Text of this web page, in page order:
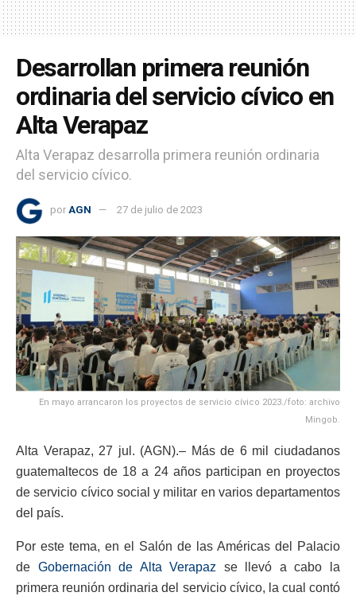
Desarrollan primera reunión
ordinaria del servicio cívico en
Alta Verapaz
Alta Verapaz desarrolla primera reunión ordinaria
del servicio cívico.
por AGN 27 de julio de 2023
En mayo arrancaron los proyectos de servicio cívico 2023./foto: archivo
Mingob.
Alta Verapaz, 27 jul. (AGN).– Más de 6 mil ciudadanos
guatemaltecos de 18 a 24 años participan en proyectos
de servicio cívico social y militar en varios departamentos
del país.
Por este tema, en el Salón de las Américas del Palacio
de Gobernación de Alta Verapaz se llevó a cabo la
primera reunión ordinaria del servicio cívico, la cual contó